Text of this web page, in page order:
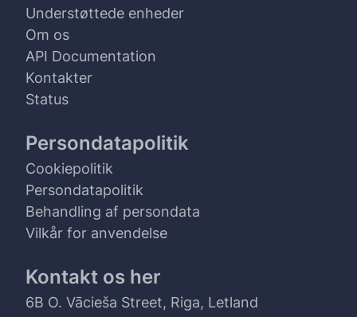
Understøttede enheder
Om os
API Documentation
Kontakter
Status
Persondatapolitik
Cookiepolitik
Persondatapolitik
Behandling af persondata
Vilkår for anvendelse
Kontakt os her
6B O. Vācieša Street, Riga, Letland